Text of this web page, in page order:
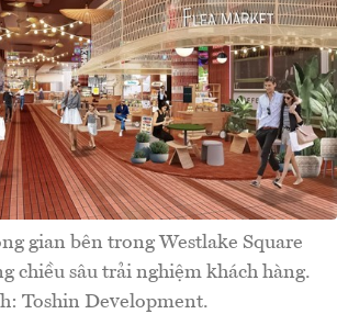
gian bên trong Westlake Square
chiều sâu trải nghiệm khách hàng.
Toshin Development.